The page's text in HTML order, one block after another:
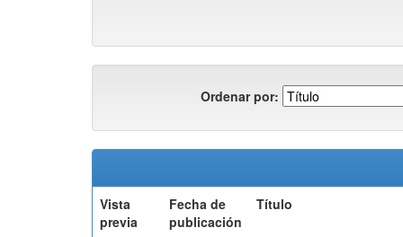
Ordenar por:
Vista
previa
Fecha de
publicación
Título